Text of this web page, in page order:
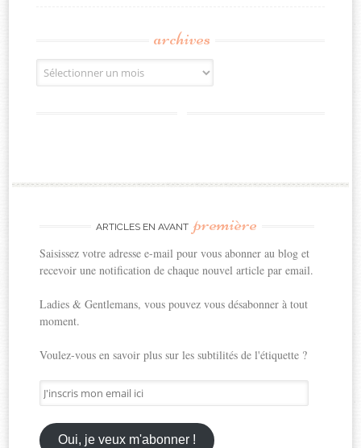
archives
Archives
ARTICLES EN AVANT première
Saisissez votre adresse e-mail pour vous abonner au blog et
recevoir une notification de chaque nouvel article par email.
Ladies & Gentlemans, vous pouvez vous désabonner à tout
moment.
Voulez-vous en savoir plus sur les subtilités de l'étiquette ?
J'inscris
mon
email
ici
Oui, je veux m'abonner !